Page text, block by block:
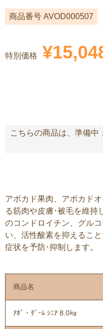
商品番号 AVOD000507
特別価格 ¥
こちらの商品は、準備中
アボカド果肉、アボカド
る筋肉や皮膚･被毛を維持
のコンドロイチン、グル
い、活性酸素を抑えるこ
症状を予防･抑制します。
商品名
ｱﾎﾞ・ﾀﾞｰﾑ ｼﾆｱ 8.0㎏